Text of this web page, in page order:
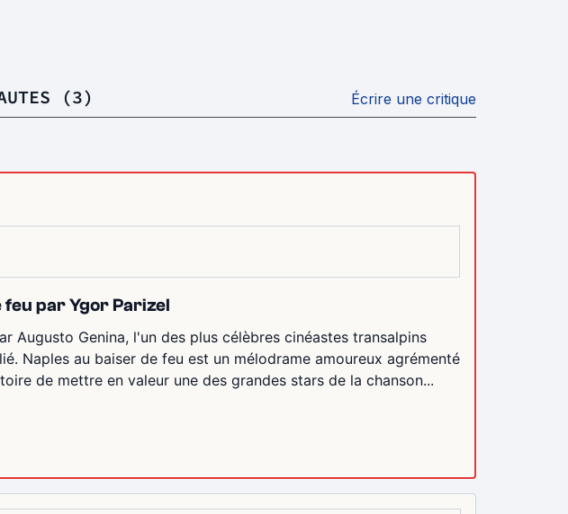
(3) Écrire une critique
par Ygor Parizel
Augusto Genina, l'un des plus célèbres cinéastes transalpins
Naples au baiser de feu est un mélodrame amoureux agrémenté
de mettre en valeur une des grandes stars de la chanson...